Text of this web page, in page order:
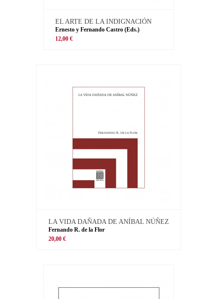
EL ARTE DE LA INDIGNACIÓN
Ernesto y Fernando Castro (Eds.)
12,00 €
LA VIDA DAÑADA DE ANÍBAL NÚÑEZ
Fernando R. de la Flor
20,00 €